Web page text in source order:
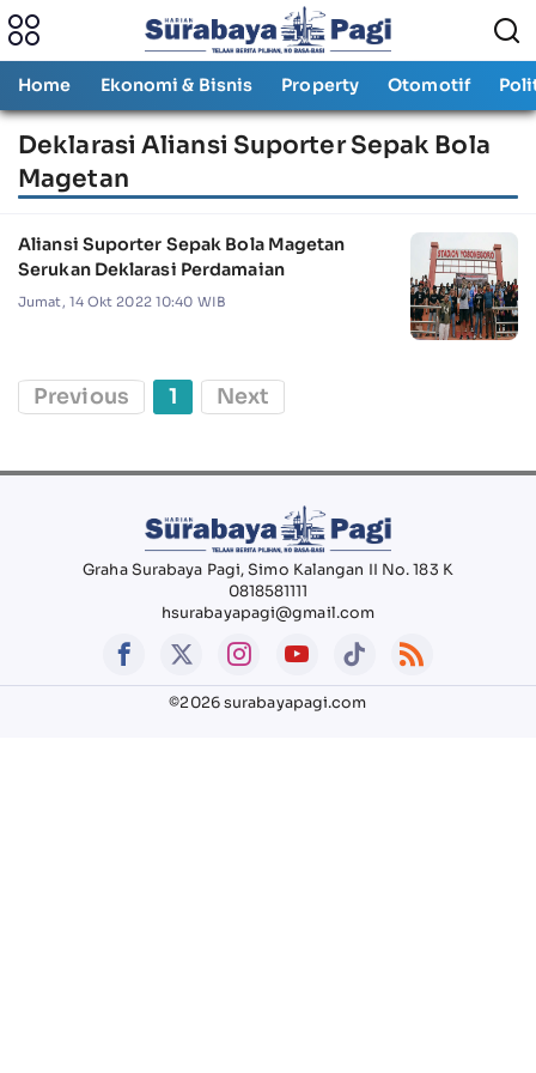
Home Ekonomi & Bisnis Property Otomotif
Deklarasi Aliansi Suporter Sepak Bola
Magetan
Aliansi Suporter Sepak Bola Magetan
Serukan Deklarasi Perdamaian
Jumat, 14 Okt 2022 10:40 WIB
Previous 1 Next
Graha Surabaya Pagi, Simo Kalangan II No. 183 K
0818581111
hsurabayapagi@gmail.com
©2026 surabayapagi.com